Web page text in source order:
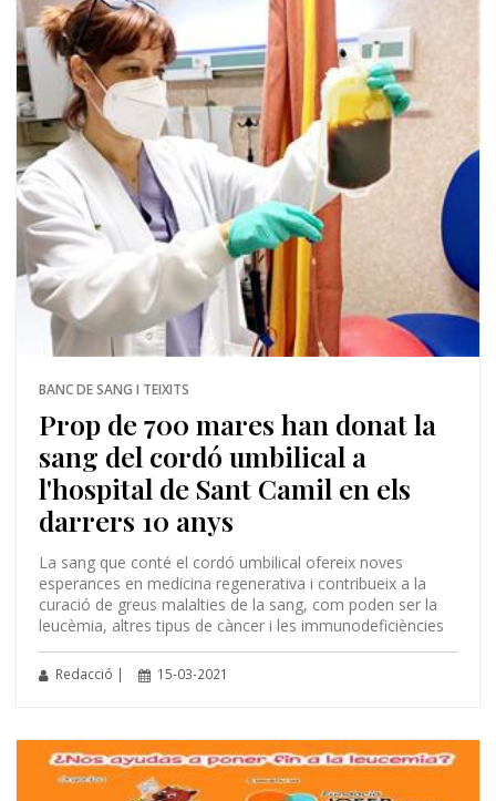
BANC DE SANG I TEIXITS
Prop de 700 mares han donat la
sang del cordó umbilical a
l'hospital de Sant Camil en els
darrers 10 anys
La sang que conté el cordó umbilical ofereix noves
esperances en medicina regenerativa i contribueix a la
curació de greus malalties de la sang, com poden ser la
leucèmia, altres tipus de càncer i les immunodeficiències
Redacció | 15-03-2021